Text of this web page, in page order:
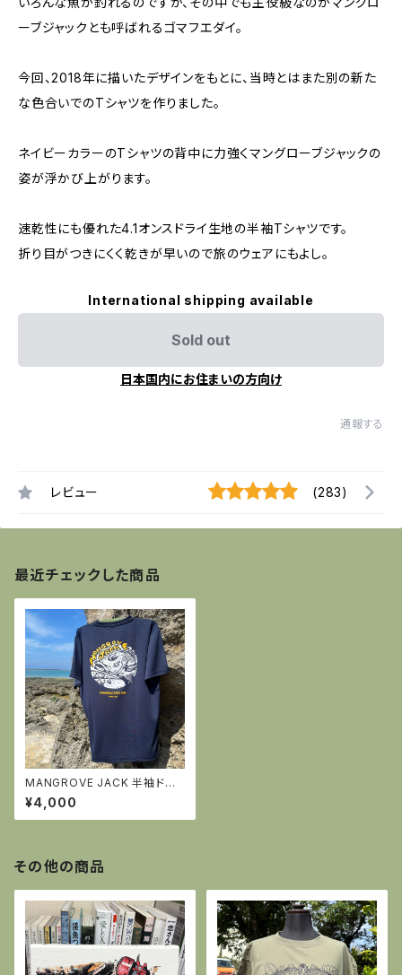
ーブジャックとも呼ばれるゴマフエダイ。
今回、2018年に描いたデザインをもとに、当時とはまた別の新た
な色合いでのTシャツを作りました。
ネイビーカラーのTシャツの背中に力強くマングローブジャックの
姿が浮かび上がります。
速乾性にも優れた4.1オンスドライ生地の半袖Tシャツです。
折り目がつきにくく乾きが早いので旅のウェアにもよし。
International shipping available
Sold out
日本国内にお住まいの方向け
通報する
レビュー (283)
最近チェックした商品
MANGROVE JACK 半袖ドラ
イTシャツ・ネイビー XLサイズ1
枚のみ
¥4,000
その他の商品